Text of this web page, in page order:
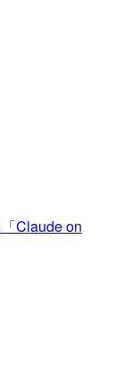
Claude on